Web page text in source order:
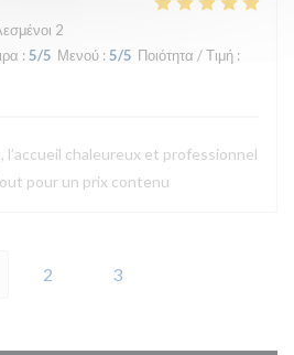
2
:5/5 Μενού : 5/5 Ποιότητα / Τιμή :
l’accueil chaleureux et professionnel
pour un prix contenu
2 3